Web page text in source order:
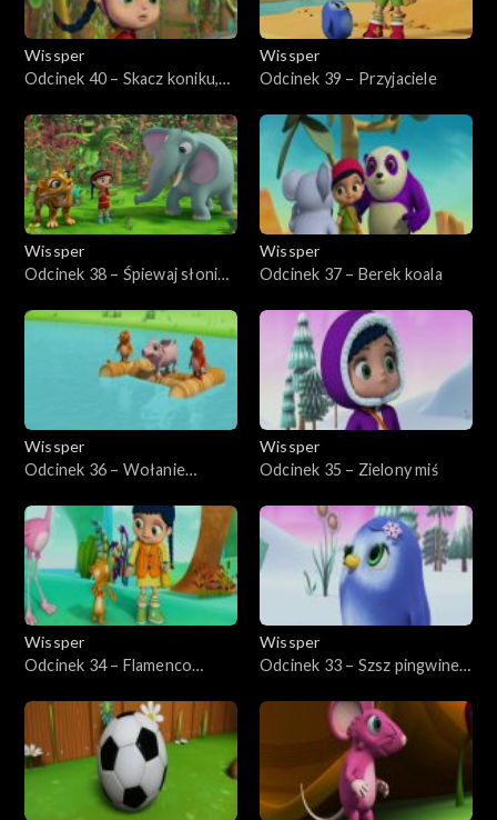
Wissper
Odcinek 40 – Skacz koniku,
Wissper
Odcinek 39 – Przyjaciele
Wissper
Odcinek 38 – Śpiewaj słoniu,
Wissper
Odcinek 37 – Berek koala
Wissper
Odcinek 36 – Wołanie
Wissper
Odcinek 35 – Zielony miś
Wissper
Odcinek 34 – Flamenco
Wissper
Odcinek 33 – Szsz pingwinek,